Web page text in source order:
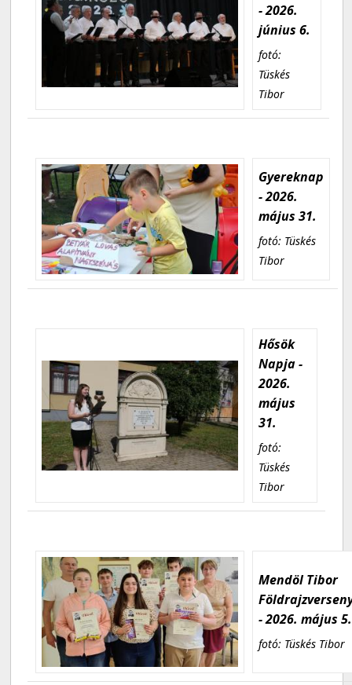
- 2026.
június 6.
fotó:
Tüskés
Tibor
Gyereknap
- 2026.
május 31.
fotó: Tüskés
Tibor
Hősök
Napja -
2026.
május
31.
fotó:
Tüskés
Tibor
Mendöl Tibor
- 2026. május 5.
fotó: Tüskés Tibor